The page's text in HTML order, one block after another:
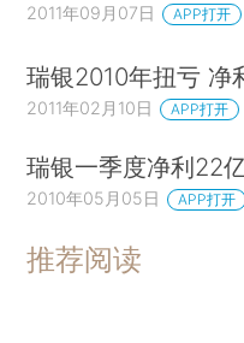
2011年09月07日 APP打开
瑞银2010年扭亏 净
2011年02月10日 APP打开
瑞银一季度净利22
2010年05月05日 APP打开
推荐阅读